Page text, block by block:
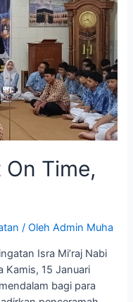
On Time,
/ OlehAdmin Muha
Isra Mi’raj Nabi
Kamis, 15 Januari
bagi para